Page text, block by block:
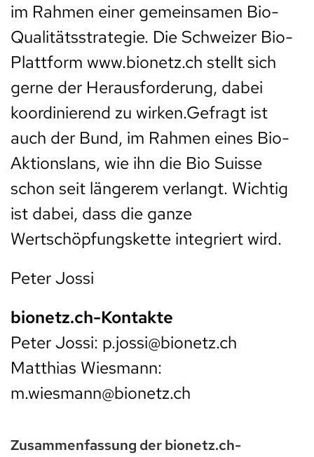
im Rahmen einer gemeinsamen Bio-
Qualitätsstrategie. Die Schweizer Bio-
Plattform www.bionetz.ch stellt sich
gerne der Herausforderung, dabei
koordinierend zu wirken.Gefragt ist
auch der Bund, im Rahmen eines Bio-
Aktionslans, wie ihn die Bio Suisse
schon seit längerem verlangt. Wichtig
ist dabei, dass die ganze
Wertschöpfungskette integriert wird.
Peter Jossi
bionetz.ch-Kontakte
Peter Jossi: p.jossi@bionetz.ch
Matthias Wiesmann:
m.wiesmann@bionetz.ch
Zusammenfassung der bionetz.ch-